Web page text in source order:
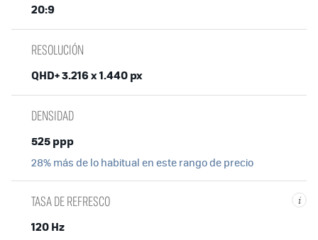
20:9
RESOLUCIÓN
QHD+ 3.216 x 1.440 px
DENSIDAD
525 ppp
28% más de lo habitual en este rango de precio
i
TASA DE REFRESCO
120 Hz